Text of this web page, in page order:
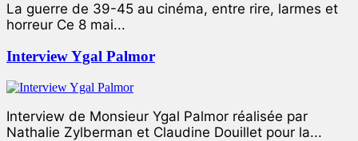
La guerre de 39-45 au cinéma, entre rire, larmes et
horreur Ce 8 mai...
Interview Ygal Palmor
Interview de Monsieur Ygal Palmor réalisée par
Nathalie Zylberman et Claudine Douillet pour la...